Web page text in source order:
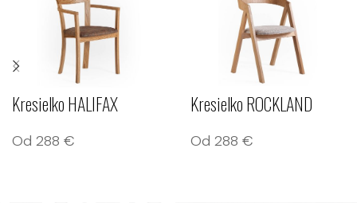
Kresielko HALIFAX
Od 288 €
Kresielko ROCKLAND
Od 288 €